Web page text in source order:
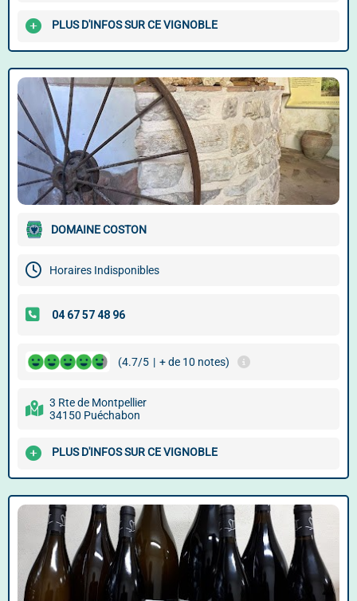
PLUS D'INFOS SUR CE VIGNOBLE
DOMAINE COSTON
Horaires Indisponibles
(4.7/5 | + de 10 notes)
3 Rte de Montpellier
34150 Puéchabon
PLUS D'INFOS SUR CE VIGNOBLE